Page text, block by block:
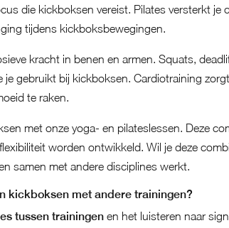
die kickboksen vereist. Pilates versterkt je
tijdens kickboksbewegingen.
kracht in benen en armen. Squats,
je gebruikt bij kickboksen. Cardiotraining
te raken.
met onze yoga- en pilateslessen. Deze
worden ontwikkeld. Wil je deze
samen met andere disciplines werkt.
kickboksen met andere trainingen?
tussen trainingenen het luisteren naar